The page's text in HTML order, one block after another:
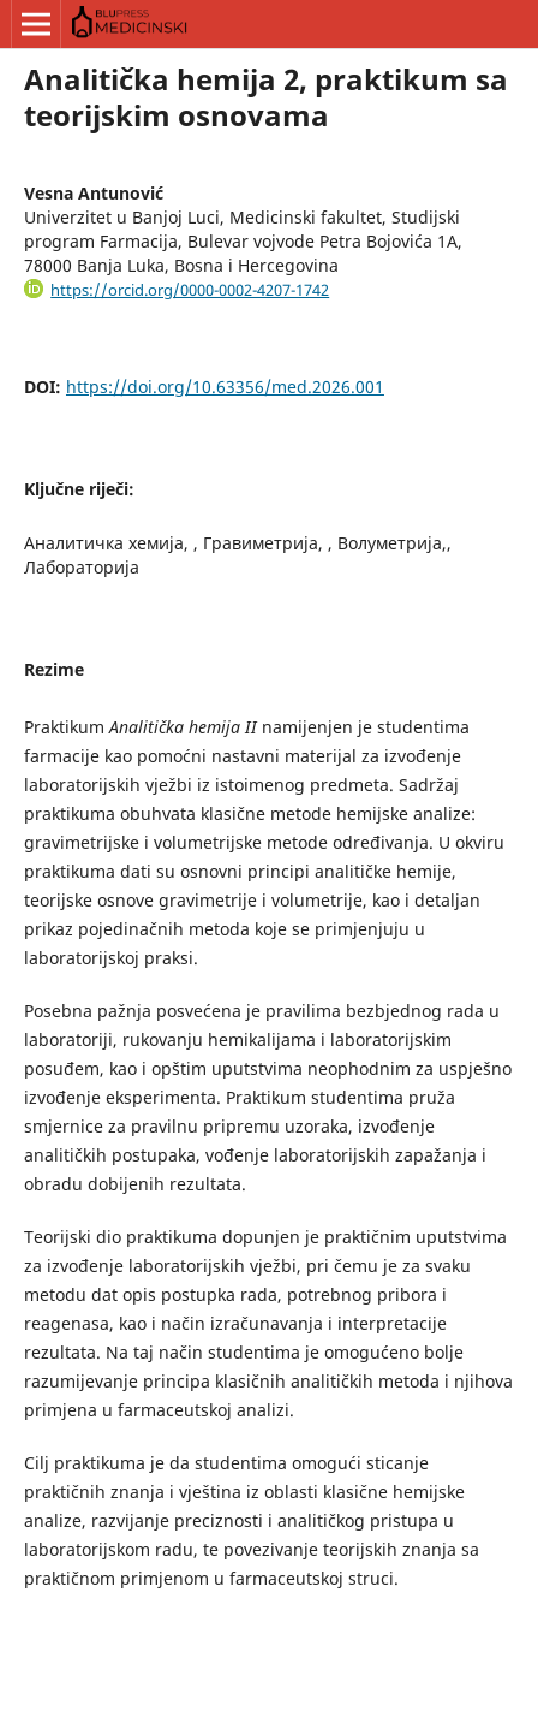
Analitička hemija 2, praktikum sa
teorijskim osnovama
Vesna Antunović
Univerzitet u Banjoj Luci, Medicinski fakultet, Studijski
program Farmacija, Bulevar vojvode Petra Bojovića 1A,
78000 Banja Luka, Bosna i Hercegovina
https://orcid.org/0000-0002-4207-1742
DOI: https://doi.org/10.63356/med.2026.001
Ključne riječi:
Аналитичка хемија, , Гравиметрија, , Волуметрија,,
Лабораторија
Rezime
Praktikum Analitička hemija IInamijenjen je studentima
farmacije kao pomoćni nastavni materijal za izvođenje
laboratorijskih vježbi iz istoimenog predmeta. Sadržaj
praktikuma obuhvata klasične metode hemijske analize:
gravimetrijske i volumetrijske metode određivanja. U okviru
praktikuma dati su osnovni principi analitičke hemije,
teorijske osnove gravimetrije i volumetrije, kao i detaljan
prikaz pojedinačnih metoda koje se primjenjuju u
laboratorijskoj praksi.
Posebna pažnja posvećena je pravilima bezbjednog rada u
laboratoriji, rukovanju hemikalijama i laboratorijskim
posuđem, kao i opštim uputstvima neophodnim za uspješno
izvođenje eksperimenta. Praktikum studentima pruža
smjernice za pravilnu pripremu uzoraka, izvođenje
analitičkih postupaka, vođenje laboratorijskih zapažanja i
obradu dobijenih rezultata.
Teorijski dio praktikuma dopunjen je praktičnim uputstvima
za izvođenje laboratorijskih vježbi, pri čemu je za svaku
metodu dat opis postupka rada, potrebnog pribora i
reagenasa, kao i način izračunavanja i interpretacije
rezultata. Na taj način studentima je omogućeno bolje
razumijevanje principa klasičnih analitičkih metoda i njihova
primjena u farmaceutskoj analizi.
Cilj praktikuma je da studentima omogući sticanje
praktičnih znanja i vještina iz oblasti klasične hemijske
analize, razvijanje preciznosti i analitičkog pristupa u
laboratorijskom radu, te povezivanje teorijskih znanja sa
praktičnom primjenom u farmaceutskoj struci.